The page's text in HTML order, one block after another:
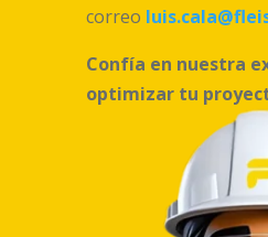
correo
Confía en nuestra
optimizar tu